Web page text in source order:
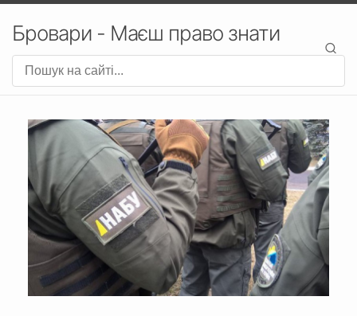
Бровари - Маєш право знати